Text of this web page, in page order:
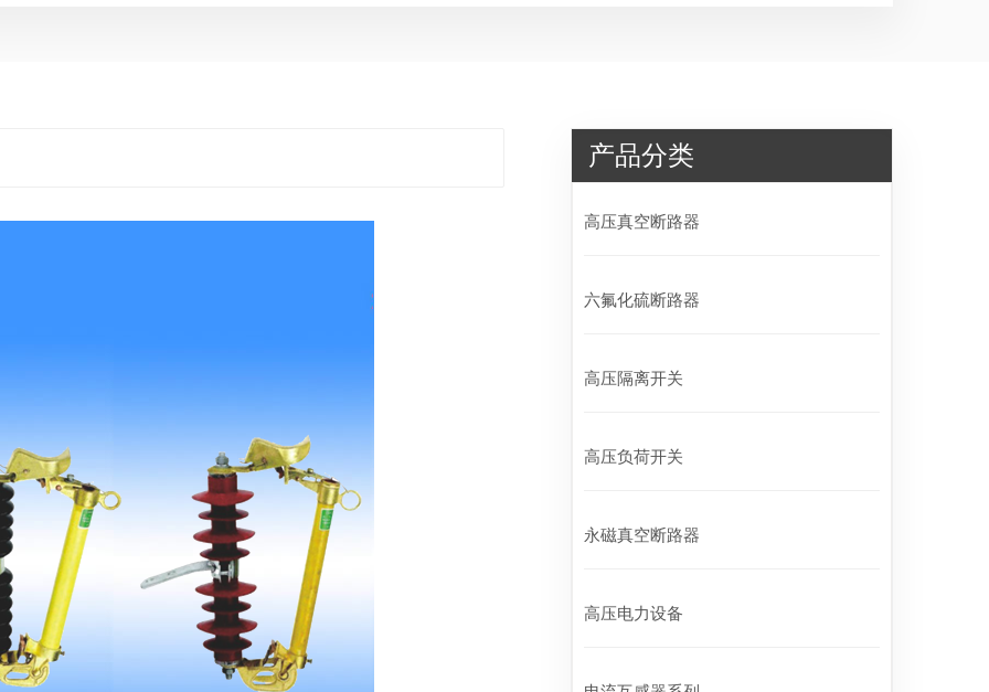
产品分类
高压真空断路器
六氟化硫断路器
高压隔离开关
高压负荷开关
永磁真空断路器
高压电力设备